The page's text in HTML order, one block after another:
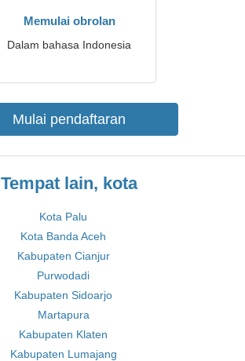
Memulai obrolan
Dalam bahasa Indonesia
Mulai pendaftaran
Tempat lain, kota
Kota Palu
Kota Banda Aceh
Kabupaten Cianjur
Purwodadi
Kabupaten Sidoarjo
Martapura
Kabupaten Klaten
Kabupaten Lumajang